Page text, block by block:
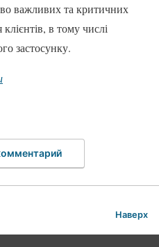
важливих та критичних
в тому числі
застосунку.
Наверх